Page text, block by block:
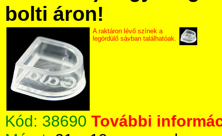
bolti áron!
A raktáron lévő színek a
legördülő sávban találhatóak.
Kód: 38690 További